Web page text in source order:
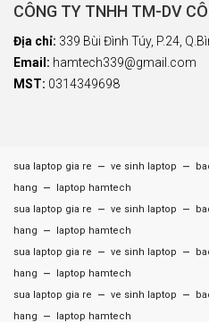
CÔNG TY TNHH TM-DV
Địa chỉ: 339 Bùi Đình Túy, P.24,
Email: hamtech339@gmail.com
MST: 0314349698
sua laptop gia re – ve sinh laptop –
hang
–
laptop hamtech
sua laptop gia re
– ve sinh laptop –
hang
–
laptop hamtech
sua laptop gia re
– ve sinh laptop –
hang
–
laptop hamtech
sua laptop gia re
– ve sinh laptop –
hang
– laptop hamtech